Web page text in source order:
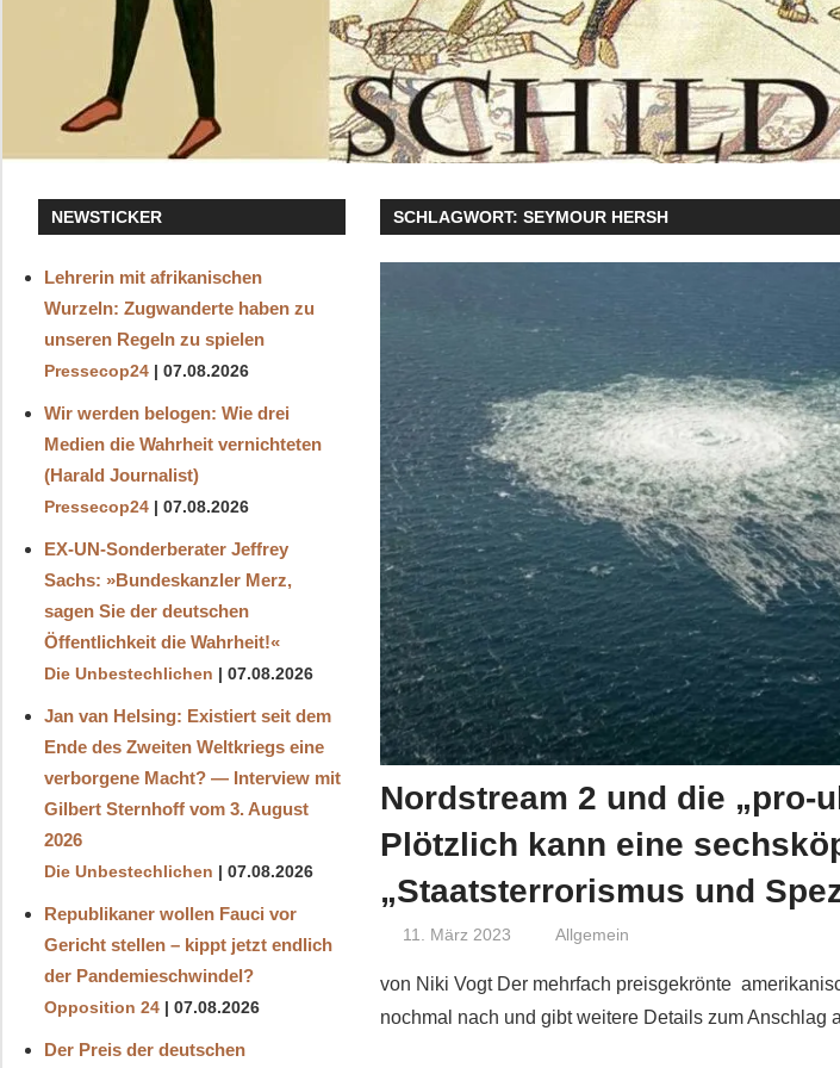
SCHLAGWORT:SEYMOUR HERSH
Nordstream 2 und die „pro-
Plötzlich kann eine
„Staatsterrorismus und
11. März 2023 Niki Vogt
Allgemein
von Niki Vogt Der mehrfach preisgekrönte
nochmal nach und gibt weitere Details zum Anschlag
NEWSTICKER
Lehrerin mit afrikanischen
Wurzeln: Zugwanderte haben zu
unseren Regeln zu spielen
Pressecop24 07.08.2026
Wir werden belogen: Wie drei
Medien die Wahrheit vernichteten
(Harald Journalist)
Pressecop24 07.08.2026
EX-UN-Sonderberater Jeffrey
Sachs: »Bundeskanzler Merz,
sagen Sie der deutschen
Öffentlichkeit die Wahrheit!«
Die Unbestechlichen 07.08.2026
Jan van Helsing: Existiert seit dem
Ende des Zweiten Weltkriegs eine
verborgene Macht? — Interview mit
Gilbert Sternhoff vom 3. August
2026
Die Unbestechlichen 07.08.2026
Republikaner wollen Fauci vor
Gericht stellen – kippt jetzt endlich
der Pandemieschwindel?
Opposition 24 07.08.2026
Der Preis der deutschen